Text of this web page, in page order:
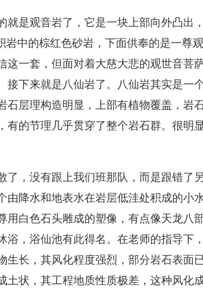
就是观音岩了，它是一块上部向外凸出
中的棕红色砂岩，下面供奉的是一尊
这一套，但面对着大慈大悲的观世音菩
接下来就是八仙岩了。八仙岩其实是一
石层理构造明显，上部有植物覆盖，岩
有的节理几乎贯穿了整个岩石群。很明
了，没有跟上我们班那队，而是跟错了
由降水和地表水在岩层低洼处积成的小
用白色石头雕成的塑像，有点像天龙八
浴，浴仙池有此得名。在老师的指导下
长，其风化程度强烈，部分岩石表面
状，其工程地质性质极差，这种风化